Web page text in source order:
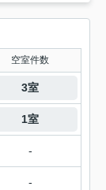
空室件数
3室
1室
-
-